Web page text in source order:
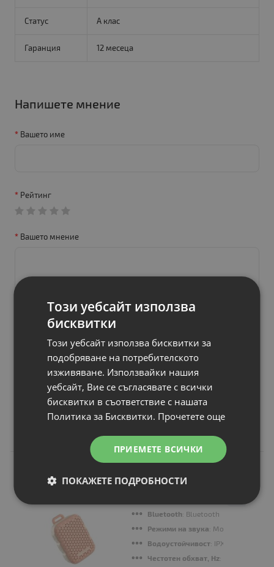
Статус A клас
Гаранция 12 месеца
Напишете мнение
Вашето име
Рейтинг
Вашето мнение
Продължи
Свързани продукти
HiFuture Pocket S
Bluetooth: Bluetooth
Режими на звука: Mono or TWS
Водоустойчивост: IPX7
Честотен обхват, Hz: 290Hz-20KHz
Този уебсайт използва
бисквитки
Този уебсайт използва бисквитки за
подобряване на потребителското
изживяване. Използвайки нашия
уебсайт, Вие се съгласявате с всички
бисквитки в съответствие с нашата
Политика за Бисквитки. Прочетете още
ПРИЕМЕТЕ ВСИЧКИ
ПОКАЖЕТЕ ПОДРОБНОСТИ